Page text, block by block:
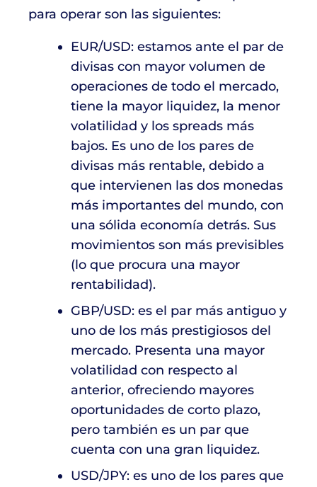
para operar son las siguientes:
EUR/USD: estamos ante el par de
divisas con mayor volumen de
operaciones de todo el mercado,
tiene la mayor liquidez, la menor
volatilidad y los spreads más
bajos. Es uno de los pares de
divisas más rentable, debido a
que intervienen las dos monedas
más importantes del mundo, con
una sólida economía detrás. Sus
movimientos son más previsibles
(lo que procura una mayor
rentabilidad).
GBP/USD: es el par más antiguo y
uno de los más prestigiosos del
mercado. Presenta una mayor
volatilidad con respecto al
anterior, ofreciendo mayores
oportunidades de corto plazo,
pero también es un par que
cuenta con una gran liquidez.
USD/JPY: es uno de los pares que